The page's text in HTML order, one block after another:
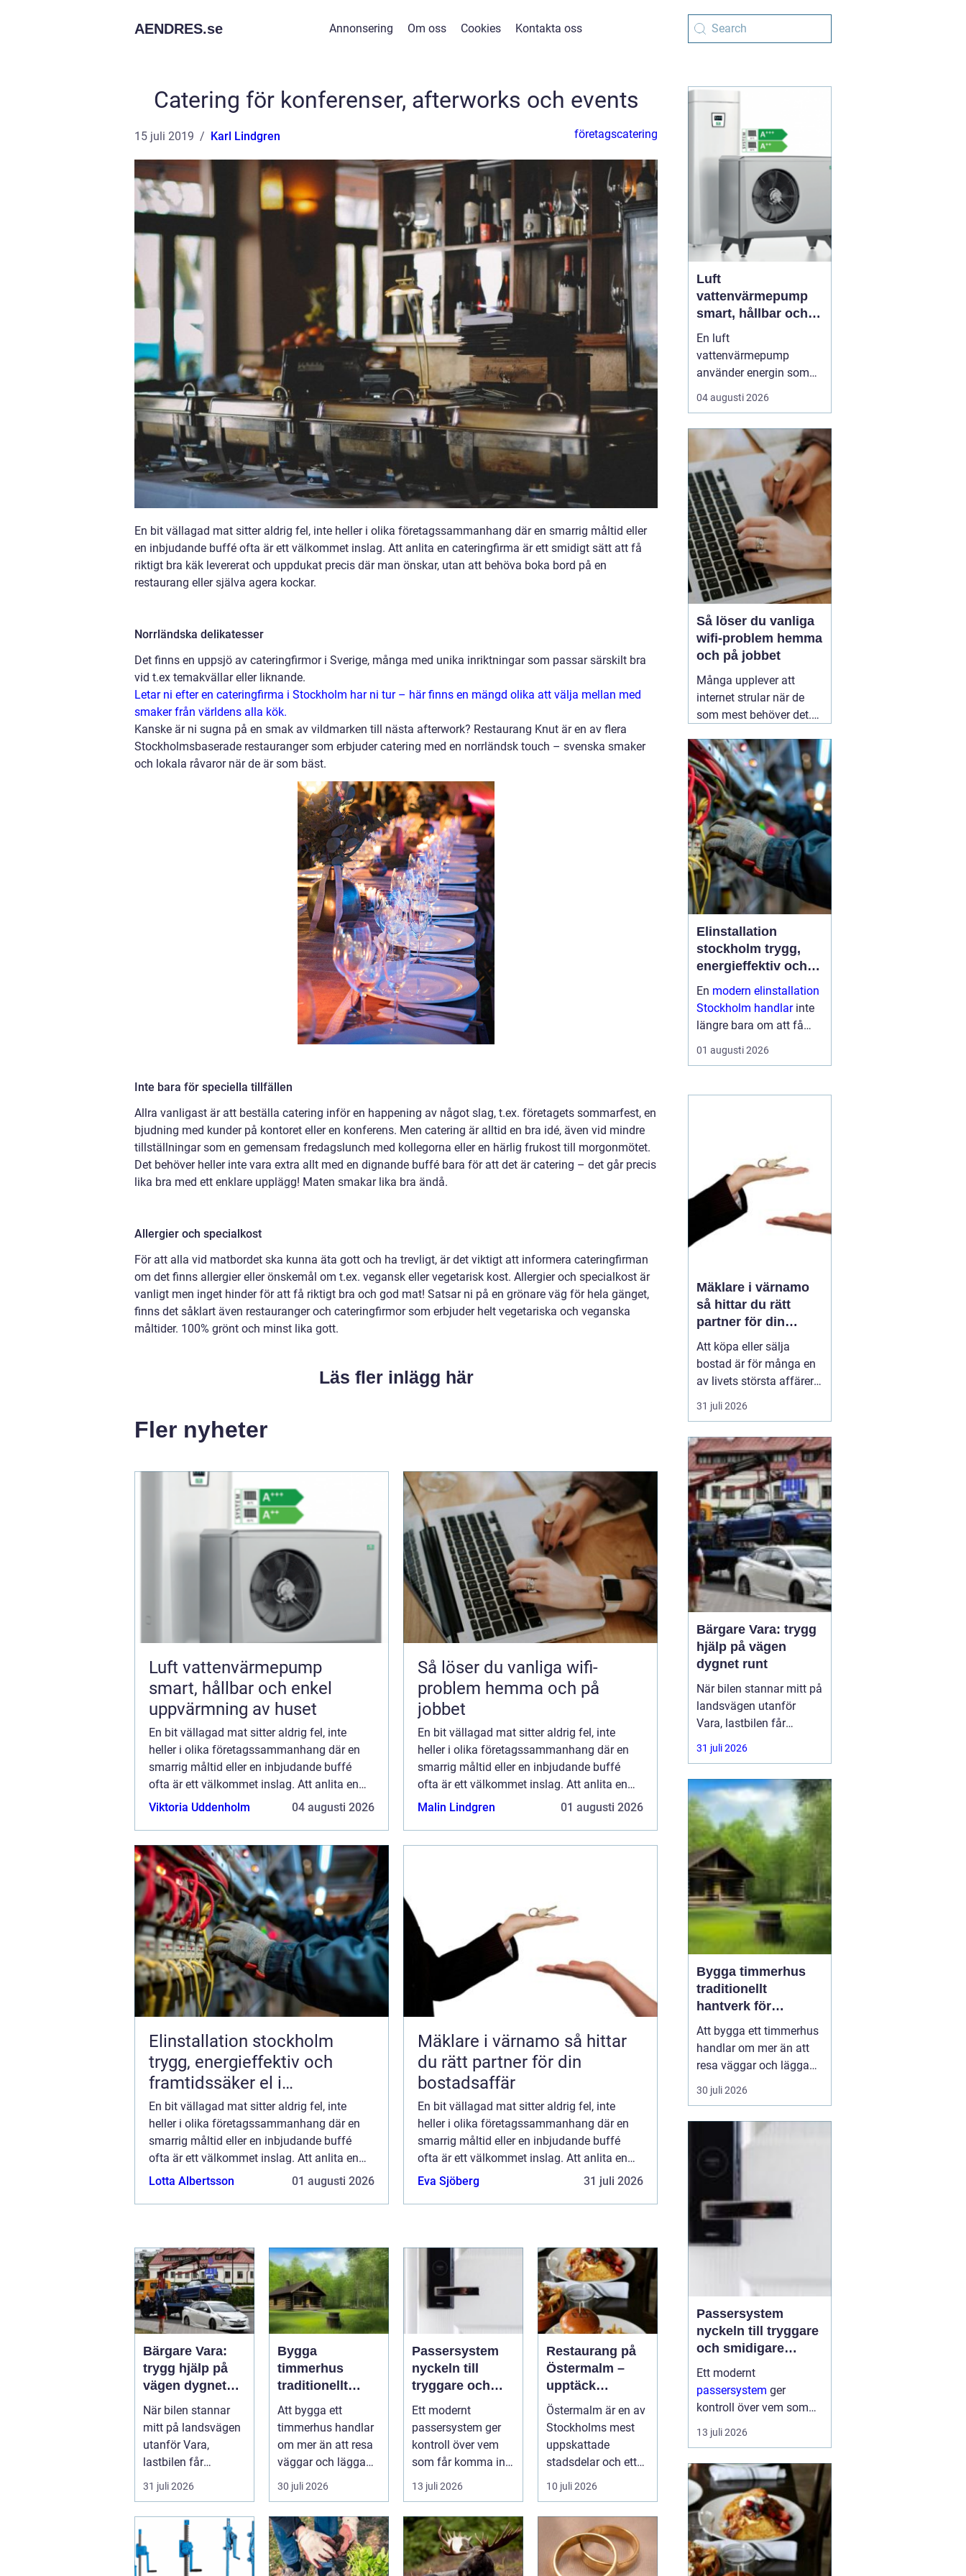
AENDRES.se Annonsering Om oss Cookies Kontakta oss
Catering för konferenser, afterworks och events
15 juli 2019 Karl Lindgren företagscatering
En bit vällagad mat sitter aldrig fel, inte heller i olika företagssammanhang där en smarrig måltid eller
en inbjudande buffé ofta är ett välkommet inslag. Att anlita en cateringfirma är ett smidigt sätt att få
riktigt bra käk levererat och uppdukat precis där man önskar, utan att behöva boka bord på en
restaurang eller själva agera kockar.
Norrländska delikatesser
Det finns en uppsjö av cateringfirmor i Sverige, många med unika inriktningar som passar särskilt bra
vid t.ex temakvällar eller liknande.
Letar ni efter en cateringfirma i Stockholm har ni tur – här finns en mängd olika att välja mellan med
smaker från världens alla kök.
Kanske är ni sugna på en smak av vildmarken till nästa afterwork? Restaurang Knut är en av flera
Stockholmsbaserade restauranger som erbjuder catering med en norrländsk touch – svenska smaker
och lokala råvaror när de är som bäst.
Inte bara för speciella tillfällen
Allra vanligast är att beställa catering inför en happening av något slag, t.ex. företagets sommarfest, en
bjudning med kunder på kontoret eller en konferens. Men catering är alltid en bra idé, även vid mindre
tillställningar som en gemensam fredagslunch med kollegorna eller en härlig frukost till morgonmötet.
Det behöver heller inte vara extra allt med en dignande buffé bara för att det är catering – det går precis
lika bra med ett enklare upplägg! Maten smakar lika bra ändå.
Allergier och specialkost
För att alla vid matbordet ska kunna äta gott och ha trevligt, är det viktigt att informera cateringfirman
om det finns allergier eller önskemål om t.ex. vegansk eller vegetarisk kost. Allergier och specialkost är
vanligt men inget hinder för att få riktigt bra och god mat! Satsar ni på en grönare väg för hela gänget,
finns det såklart även restauranger och cateringfirmor som erbjuder helt vegetariska och veganska
måltider. 100% grönt och minst lika gott.
Läs fler inlägg här
Fler nyheter
Luft vattenvärmepump
smart, hållbar och enkel
uppvärmning av huset
En bit vällagad mat sitter aldrig fel, inte
heller i olika företagssammanhang där en
smarrig måltid eller en inbjudande buffé
ofta är ett välkommet inslag. Att anlita en
cateringfirma är ett smidigt sät...
Viktoria Uddenholm 04 augusti 2026
Så löser du vanliga wifi-
problem hemma och på
jobbet
En bit vällagad mat sitter aldrig fel, inte
heller i olika företagssammanhang där en
smarrig måltid eller en inbjudande buffé
ofta är ett välkommet inslag. Att anlita en
cateringfirma är ett smidigt sät...
Malin Lindgren 01 augusti 2026
Elinstallation stockholm
trygg, energieffektiv och
framtidssäker el i
företagslokaler
En bit vällagad mat sitter aldrig fel, inte
heller i olika företagssammanhang där en
smarrig måltid eller en inbjudande buffé
ofta är ett välkommet inslag. Att anlita en
cateringfirma är ett smidigt sät...
Lotta Albertsson 01 augusti 2026
Mäklare i värnamo så hittar
du rätt partner för din
bostadsaffär
En bit vällagad mat sitter aldrig fel, inte
heller i olika företagssammanhang där en
smarrig måltid eller en inbjudande buffé
ofta är ett välkommet inslag. Att anlita en
cateringfirma är ett smidigt sät...
Eva Sjöberg 31 juli 2026
Bärgare Vara:
trygg hjälp på
vägen dygnet
runt
När bilen stannar
mitt på landsvägen
utanför Vara,
lastbilen får
punkteri...
31 juli 2026
Bygga
timmerhus
traditionellt
hantverk för
moderna behov
Att bygga ett
timmerhus handlar
om mer än att resa
väggar och lägga
ett tak. Ett
timmerhus är ett
lå...
30 juli 2026
Passersystem
nyckeln till
tryggare och
smidigare
Ett modernt
passersystem ger
kontroll över vem
som får komma in i
en byggnad, när de
får komma in oc...
13 juli 2026
Restaurang på
Östermalm –
upptäck
matupplevelser i
en av
Stockholms
mest attraktiva
Östermalm är en av
Stockholms mest
uppskattade
stadsdelar och ett
självklart val f&ou...
10 juli 2026
Luft
vattenvärmepump
smart, hållbar och
enkel uppvärmning
av huset
En luft
vattenvärmepump
använder energin som
redan finns i
utomhusluften för att
varmvatten. Den kräver
varken borrhål eller
grävning och kan sänka
uppvärmningskostnaden
med upp till omkring
7580 % jämfört med
äldre el- eller olje...
04 augusti 2026
Så löser du vanliga
wifi-problem hemma
och på jobbet
Många upplever att
internet strular när de
som mest behöver det.
videos hackar och
uppkopplingen faller
bort utan förvarning.
Ofta handlar det inte om
att internetleverantören
är dålig, utan01 augusti
2026
Elinstallation
stockholm trygg,
energieffektiv och
framtidssäker el i
företagslokaler
En modern elinstallation
Stockholm handlarinte
längre bara om att få
belysning och uttag på
rätt plats. För företag i
elen en central del av
01 augusti 2026
Mäklare i värnamo
så hittar du rätt
partner för din
bostadsaffär
Att köpa eller sälja
bostad är för många en
av livets största affärer.
Valet
Värnamo påverkar
stressig processen
upplevs. I en marknad
som rör sig snabbt, med
allt från...
31 juli 2026
Bärgare Vara: trygg
hjälp på vägen
dygnet runt
När bilen stannar mitt på
landsvägen utanför
Vara, lastbilen får
punktering i
rusningstrafik eller
på väg genom
Skaraborg är trygg och
snabb hjälp avgörande.
En
31 juli 2026
Bygga timmerhus
traditionellt
hantverk för
moderna behov
Att bygga ett timmerhus
handlar om mer än att
resa väggar och lägga
ett tak. Ett timmerhus är
ett långsiktigt hem,
som andas, åldras
vackert och ger en varm,
ombonad känsla.
att fler söker hållbara
boen...
30 juli 2026
Passersystem
nyckeln till tryggare
och smidigare
tillträde
Ett modernt
passersystem ger
kontroll över vem som
får komma in i en
byggnad, när de får
utrymmen. I stället för
fysiska nycklar används
ofta brickor, kort,...
13 juli 2026